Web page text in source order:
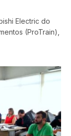
Electric do
(ProTrain),